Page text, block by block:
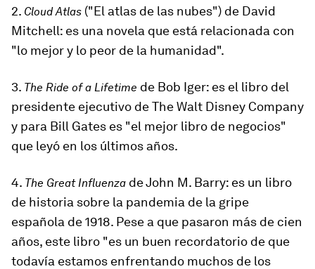
2. Cloud Atlas ("El atlas de las nubes") de David
Mitchell: es una novela que está relacionada con
"lo mejor y lo peor de la humanidad".
3. The Ride of a Lifetime de Bob Iger: es el libro del
presidente ejecutivo de The Walt Disney Company
y para Bill Gates es "el mejor libro de negocios"
que leyó en los últimos años.
4. The Great Influenza de John M. Barry: es un libro
de historia sobre la pandemia de la gripe
española de 1918. Pese a que pasaron más de cien
años, este libro "es un buen recordatorio de que
todavía estamos enfrentando muchos de los